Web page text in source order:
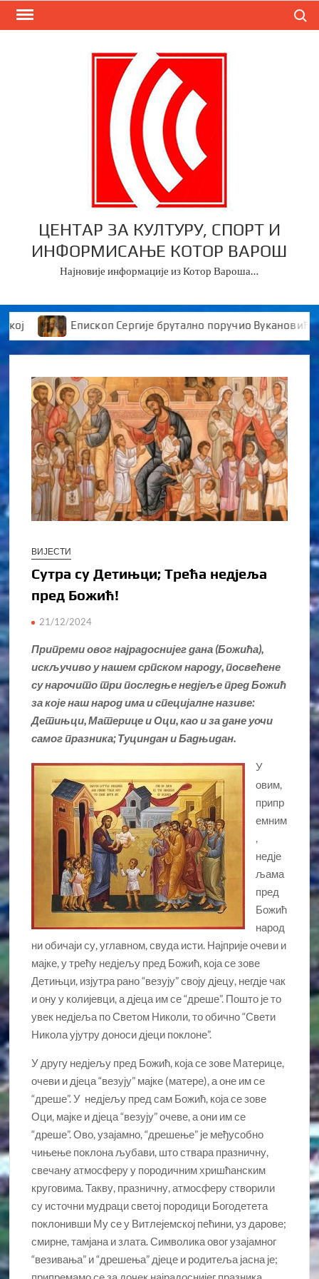
Skip
ЦЕНТАР ЗА КУЛТУРУ, СПОРТ И
ИНФОРМИСАЊЕ КОТОР ВАРОШ
Најновије информације из Котор Вароша…
Епископ Сергије брутално поручио Вукановићу “У
ВИЈЕСТИ
Сутра су Детињци; Трећа недјеља
пред Божић!
21/12/2024
Припреми овог најрадоснијег дана (Божића),
искључиво у нашем српском народу, посвећене
су нарочито три последње недјеље пред Божић
за које наш народ има и специјалне називе:
Детињци, Материце и Оци, као и за дане уочи
самог празника; Туциндан и Бадњидан.
У
овим,
припр
емним
,
недје
љама
пред
Божић
народ
ни обичаји су, углавном, свуда исти. Најприје очеви и
мајке, у трећу недјељу пред Божић, која се зове
Детињци, изјутра рано “везују” своју дјецу, негдје чак
и ону у колијевци, а дјеца им се “дреше”. Пошто је то
увек недјеља по Светом Николи, то обично “Свети
Никола ујутру доноси дјеци поклоне”.
У другу недјељу пред Божић, која се зове Материце,
очеви и дјеца “везују” мајке (матере), а оне им се
“дреше”. У недјељу пред сам Божић, која се зове
Оци, мајке и дјеца “везују” очеве, а они им се
“дреше”. Ово, узајамно, “дрешење” је међусобно
чињење поклона љубави, што ствара празничну,
свечану атмосферу у породичним хришћанским
круговима. Такву, празничну, атмосферу створили
су источни мудраци светој породици Богодетета
поклонивши Му се у Витлејемској пећини, уз дарове;
смирне, тамјана и злата. Символика овог узајамног
“везивања” и “дрешења” дјеце и родитеља јасна је;